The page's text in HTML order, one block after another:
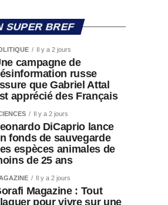
SUPER BREF
Il y a 2 jours
campagne de
russe
que Gabriel Attal
apprécié des Français
Il y a 2 jours
DiCaprio lance
fonds de sauvegarde
espèces animales de
de 25 ans
Il y a 2 jours
Magazine : Tout
pour vivre sur une